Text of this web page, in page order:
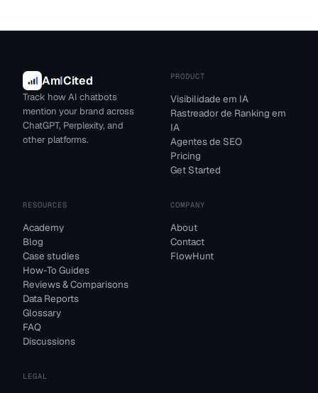
AmICited
Track how AI chatbots
mention your brand across
ChatGPT, Perplexity, and
other platforms.
PRODUCT
Visibilidade em IA
Rastreador de Ranking em
IA
Agentes de SEO
Pricing
Get Started
RESOURCES
Academy
Blog
Case studies
How-To Guides
Reviews & Comparisons
Data Reports
Glossary
FAQ
Discussions
COMPANY
About
Contact
FlowHunt
LEGAL